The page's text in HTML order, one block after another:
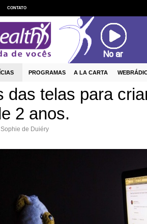
das telas para
2 anos.
Sophie de Duiéry
CONTATO
PROGRAMAS A LA CARTA